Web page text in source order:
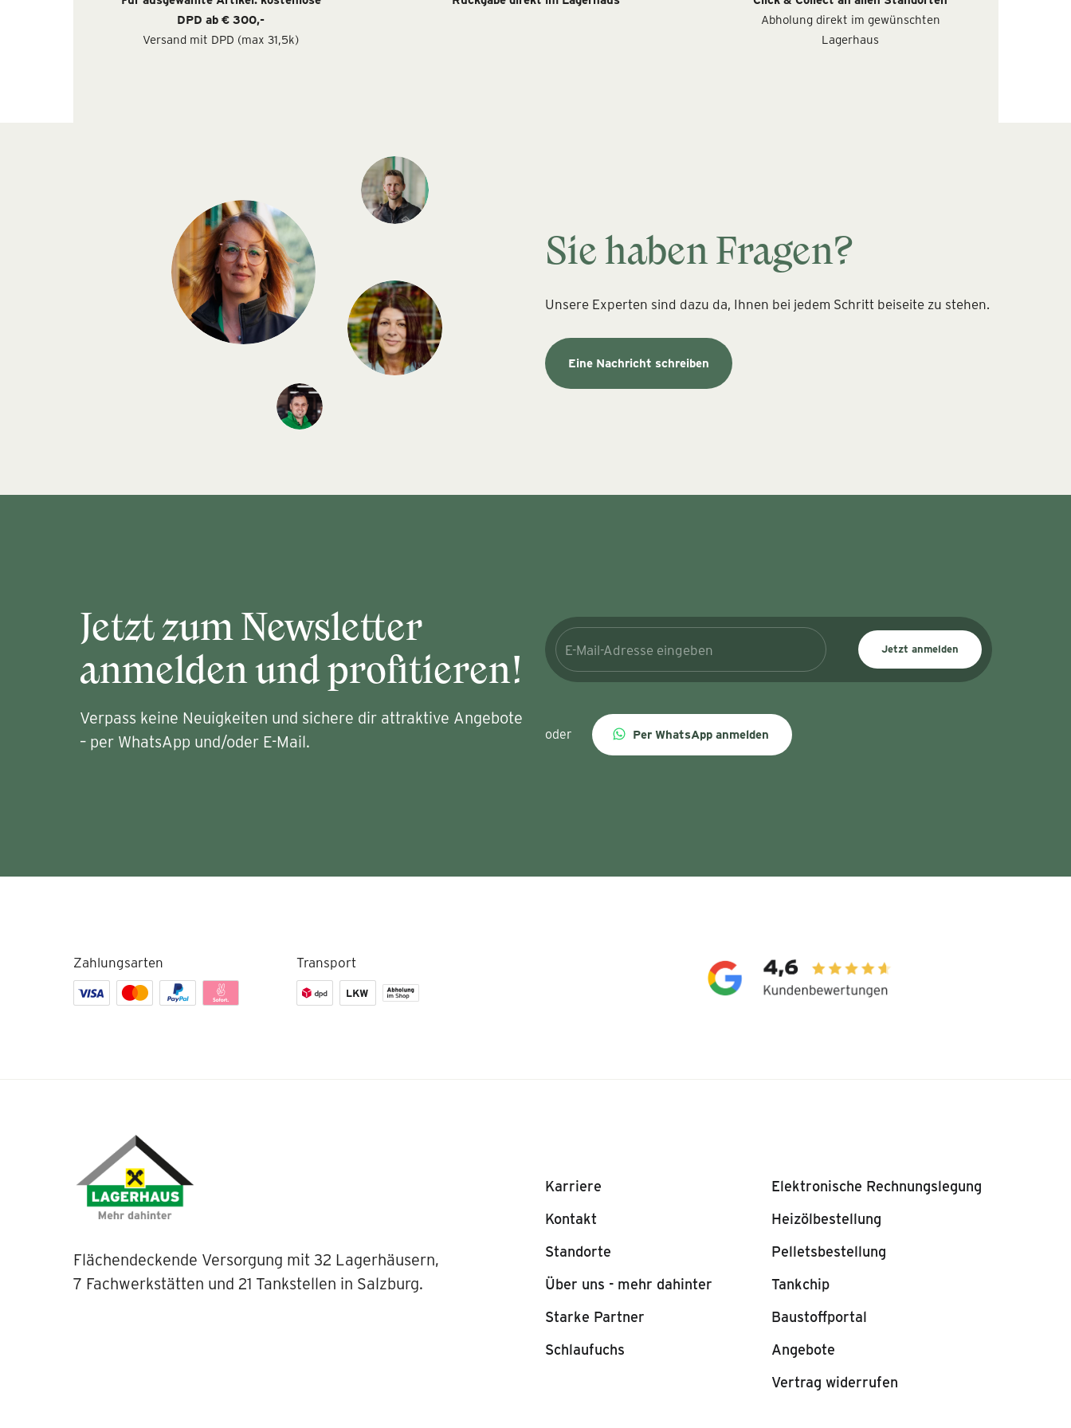
DPD ab € 300,-
Versand mit DPD (max 31,5k)
Abholung direkt im gewünschten
Lagerhaus
Sie haben Fragen?
Unsere Experten sind dazu da, Ihnen bei jedem Schritt beiseite zu stehen.
Eine Nachricht schreiben
Jetzt zum Newsletter
anmelden und profitieren!
Verpass keine Neuigkeiten und sichere dir attraktive Angebote
– per WhatsApp und/oder E-Mail.
Jetzt anmelden
oder Per WhatsApp anmelden
Zahlungsarten Transport
Flächendeckende Versorgung mit 32 Lagerhäusern,
7 Fachwerkstätten und 21 Tankstellen in Salzburg.
Karriere
Kontakt
Standorte
Über uns - mehr dahinter
Starke Partner
Schlaufuchs
Elektronische Rechnungslegung
Heizölbestellung
Pelletsbestellung
Tankchip
Baustoffportal
Angebote
Vertrag widerrufen